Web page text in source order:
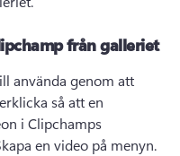
från galleriet
använda genom att
så att en
i Clipchamps